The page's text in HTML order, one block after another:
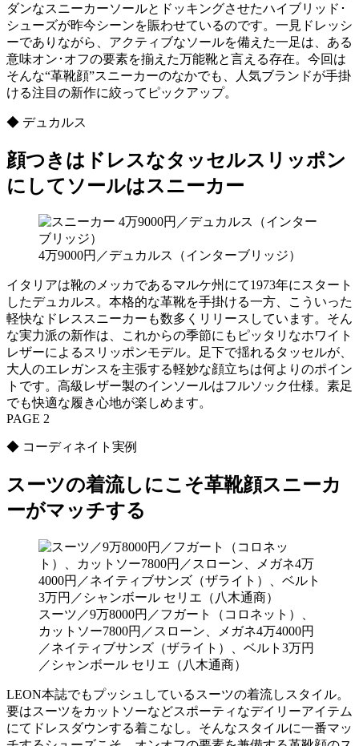
ダンなスニーカーソールとドッキングさせたハイブリッド･
シューズが昨今シーンを賑わせているのです。一見ドレッシ
ーでありながら、アクティブなソールを備えた一足は、ある
意味オン･オフの要素を揃えた万能靴と言える存在。今回は
そんな“革靴顔”スニーカーのなかでも、人気ブランドが手掛
ける注目の新作に絞ってピックアップ。
◆ デュカルス
顔つきはドレスなタッセルスリッポン
にしてソールはスニーカー
4万9000円／デュカルス（インターブリッジ）
イタリアは靴のメッカであるマルケ州にて1973年にスタート
したデュカルス。本格的な革靴を手掛ける一方、こういった
軽快なドレススニーカーも数多くリリースしています。そん
な実力派の新作は、これからの季節にもピッタリなホワイト
レザーによるスリッポンモデル。足下で揺れるタッセルが、
大人のエレガンスを主張する軽妙な顔立ちは何よりのポイン
トです。高級レザー製のインソールはフルソック仕様。素足
でも快適な履き心地が楽しめます。
PAGE 2
◆ コーディネイト実例
スーツの着流しにこそ革靴顔スニーカ
ーがマッチする
スーツ／9万8000円／フガート（コロネット）、
カットソー7800円／スローン、メガネ4万4000円
／ネイティブサンズ（ザライト）、ベルト3万円
／シャンボール セリエ（八木通商）
LEON本誌でもプッシュしているスーツの着流しスタイル。
要はスーツをカットソーなどスポーティなデイリーアイテム
にてドレスダウンする着こなし。そんなスタイルに一番マッ